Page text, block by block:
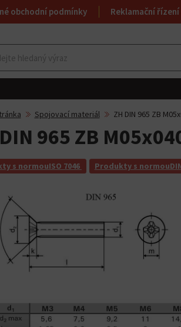
obchodní podmínky Reklamační
Spojovací materiál ZH DIN 965 ZB
965 ZB
s normouISO 7046 Produkty s